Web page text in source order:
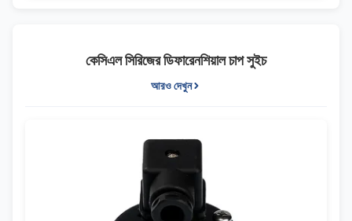
কেসিএল সিরিজের ডিফারেনশিয়াল চাপ সুইচ
আরও দেখুন